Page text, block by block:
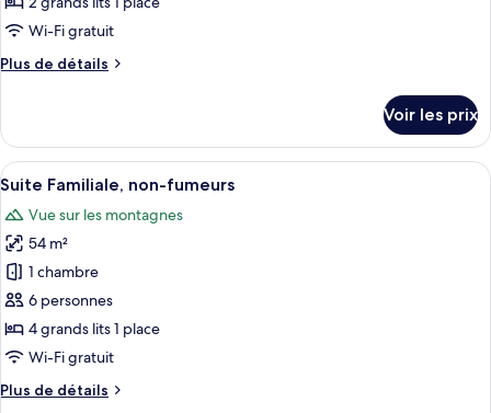
Floor)
de
chambre :
Chambre
fumeurs
(Grand
Executive
Floor)
Wi-Fi gratuit
Plus de détails
Plus
le
type
de
Chambre
Deluxe,
non-
fumeurs
(Grand
Executive
Floor)
Voir les prix
Afficher
toutes
les
photos
pour
ce
type
de
chambre :
Suite
Une chambre d’hôtel comprenant
11
Suite Familiale, non-fumeurs
Vue sur les montagnes
54 m²
1 chambre
6 personnes
4 grands lits 1 place
Wi-Fi gratuit
Plus de détails
Plus